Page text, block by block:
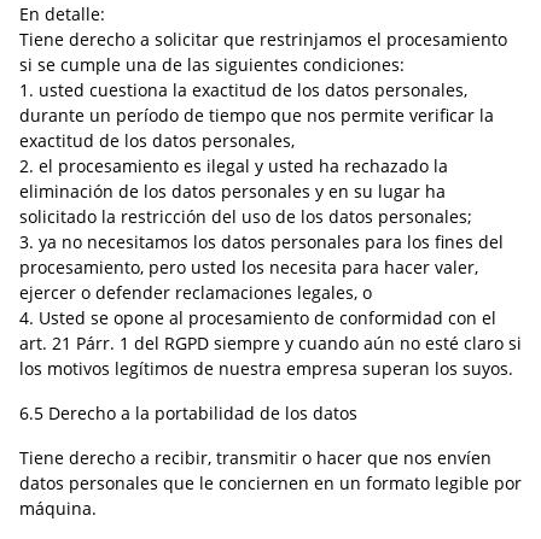
En detalle:
Tiene derecho a solicitar que restrinjamos el procesamiento
si se cumple una de las siguientes condiciones:
1. usted cuestiona la exactitud de los datos personales,
durante un período de tiempo que nos permite verificar la
exactitud de los datos personales,
2. el procesamiento es ilegal y usted ha rechazado la
eliminación de los datos personales y en su lugar ha
solicitado la restricción del uso de los datos personales;
3. ya no necesitamos los datos personales para los fines del
procesamiento, pero usted los necesita para hacer valer,
ejercer o defender reclamaciones legales, o
4. Usted se opone al procesamiento de conformidad con el
art. 21 Párr. 1 del RGPD siempre y cuando aún no esté claro si
los motivos legítimos de nuestra empresa superan los suyos.
6.5 Derecho a la portabilidad de los datos
Tiene derecho a recibir, transmitir o hacer que nos envíen
datos personales que le conciernen en un formato legible por
máquina.